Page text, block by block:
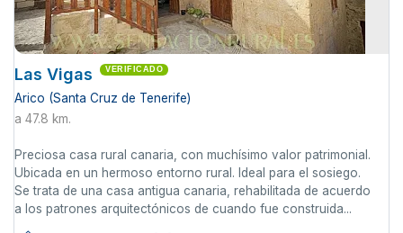
Las Vigas VERIFICADO
Arico (Santa Cruz de Tenerife)
a 47.8 km.
Preciosa casa rural canaria, con muchísimo valor patrimonial.
Ubicada en un hermoso entorno rural. Ideal para el sosiego.
Se trata de una casa antigua canaria, rehabilitada de acuerdo
a los patrones arquitectónicos de cuando fue construida...